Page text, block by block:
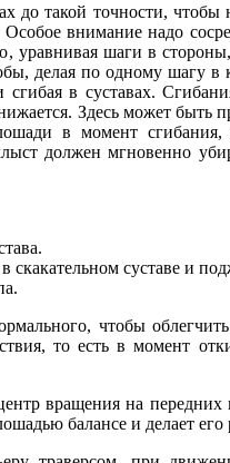
до такой точности, чтобы
внимание надо
уравнивая шаги в
делая по одному шагу в
в суставах.
Здесь может быть
в момент
должен мгновенно
суставе и
чтобы
то есть в момент
вращения на
балансе и делает